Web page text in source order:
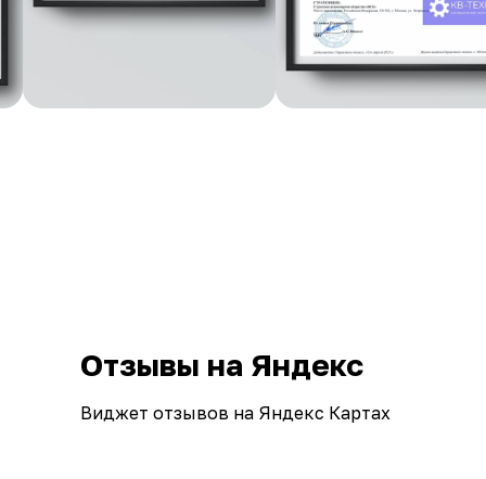
Виджет отзывов на Яндекс Картах
Отзывы на Яндекс